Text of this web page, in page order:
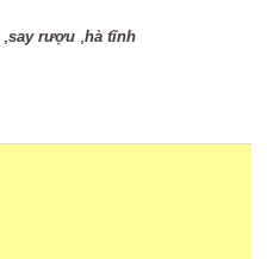
,say rượu ,hà tĩnh